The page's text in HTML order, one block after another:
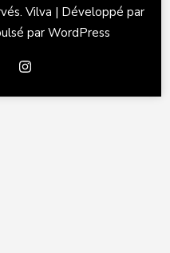
Vilva | Développé par
par WordPress